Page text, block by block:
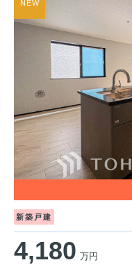
新築戸建
4,180 万円